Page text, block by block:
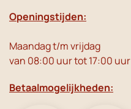
Openingstijden:
Maandag t/m vrijdag
van 08:00 uur tot 17:00 uur
Betaalmogelijkheden: